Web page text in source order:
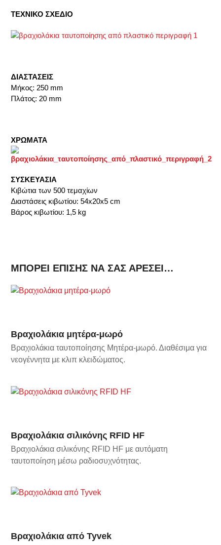
ΤΕΧΝΙΚΟ ΣΧΕΔΙΟ
ΔΙΑΣΤΑΣΕΙΣ
Μήκος: 250 mm
Πλάτος: 20 mm
ΧΡΩΜΑΤΑ
ΣΥΣΚΕΥΑΣΙΑ
Κιβώτια των 500 τεμαχίων
Διαστάσεις κιβωτίου: 54x20x5 cm
Βάρος κιβωτίου: 1,5 kg
ΜΠΟΡΕΊ ΕΠΊΣΗΣ ΝΑ ΣΑΣ ΑΡΈΣΕΙ…
Βραχιολάκια μητέρα-μωρό
Βραχιολάκια ταυτοποίησης Μητέρα-μωρό. Διαθέσιμα για
νεογέννητα με κλιπ κλειδώματος.
Βραχιολάκια σιλικόνης RFID HF
Βραχιολάκια σιλικόνης RFID HF με αυτόματη
ταυτοποίηση μέσω ραδιοσυχνότητας.
Βραχιολάκια από Tyvek